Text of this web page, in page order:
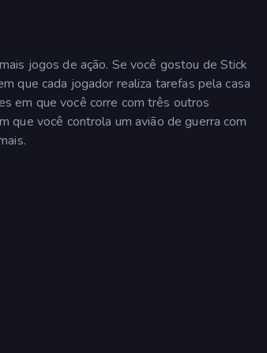
jogos de ação. Se você gostou de Stick
que cada jogador realiza tarefas pela casa
em que você corre com três outros
que você controla um avião de guerra com